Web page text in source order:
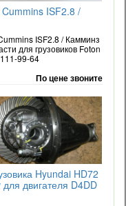
Cummins ISF2.8 /
ISF2.8 / Камминз
для грузовиков Foton
99-64
По цене звоните
Hyundai HD72
двигателя D4DD